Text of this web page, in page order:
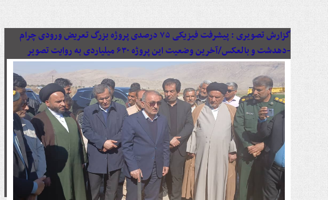
گزارش تصویری :
پیشرفت فیزیکی ۷۵ درصدی پروژه بزرگ تعریض ورودی چرام
-دهدشت و بالعکس/آخرین وضعیت این پروژه ۶۳۰ میلیاردی به روایت تصویر